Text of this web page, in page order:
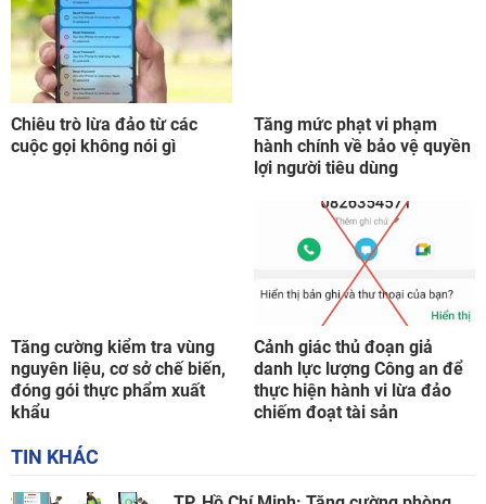
Chiêu trò lừa đảo từ các
cuộc gọi không nói gì
Tăng mức phạt vi phạm
hành chính về bảo vệ quyền
lợi người tiêu dùng
Tăng cường kiểm tra vùng
nguyên liệu, cơ sở chế biến,
đóng gói thực phẩm xuất
khẩu
Cảnh giác thủ đoạn giả
danh lực lượng Công an để
thực hiện hành vi lừa đảo
chiếm đoạt tài sản
TIN KHÁC